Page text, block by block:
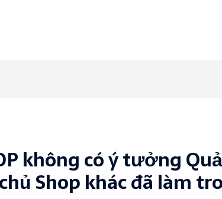
không có ý tưởng
Shop khác đã làm